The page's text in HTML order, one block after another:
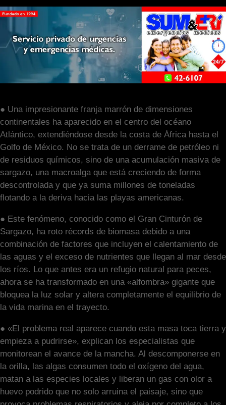
● Una impresionante franja marrón de dimensiones
continentales ha aparecido en el centro del océano
Atlántico, extendiéndose desde la costa de África hasta el
Golfo de México. No se trata de un derrame de petróleo ni
de residuos químicos, sino de una acumulación masiva de
sargazo, una macroalga que está creciendo de forma
descontrolada y que ya suma millones de toneladas
flotando a la deriva hacia las playas americanas.
● Este fenómeno, conocido como el Gran Cinturón de
Sargazo, ha roto récords de biomasa debido a una
combinación de factores que incluyen el calentamiento de
las aguas y el exceso de nutrientes que llegan al mar desde
los ríos. Lo que antes era un refugio natural para peces,
ahora se ha transformado en una «alfombra» gigante que
bloquea la luz solar y altera completamente el equilibrio de
la vida marina en el trayecto.
● «El problema real aparece cuando esta masa toca tierra y
empieza a pudrirse», explican los especialistas que
monitorean el avance de la mancha. Al descomponerse en
la orilla, las algas consumen todo el oxígeno del agua,
matan a las especies locales y liberan un gas con olor a
huevo podrido que no solo arruina el paisaje, sino que